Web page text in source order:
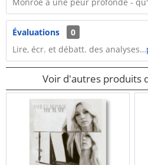
Évaluations
0
Lire, écr. et débatt. des analyses…
Voir d'autres produits